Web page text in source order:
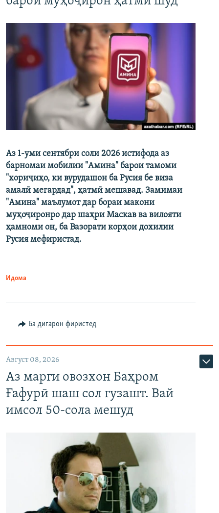
Аз 1-уми сентябри соли 2026 истифода аз
барномаи мобилии "Амина" барои тамоми
"хориҷиҳо, ки вурудашон ба Русия бе виза
амалӣ мегардад", ҳатмӣ мешавад. Замимаи
"Амина" маълумот дар бораи макони
муҳоҷиронро дар шаҳри Маскав ва вилояти
ҳамноми он, ба Вазорати корҳои дохилии
Русия мефиристад.
Идома
Ба дигарон фиристед
Август 08, 2026
Аз марги овозхон Баҳром
Ғафурӣ шаш сол гузашт. Вай
имсол 50-сола мешуд